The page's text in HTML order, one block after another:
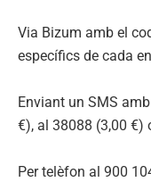
Via Bizum amb el
específics de cada
Enviant un SMS
€), al 38088 (3,00 €)
Per telèfon al 900